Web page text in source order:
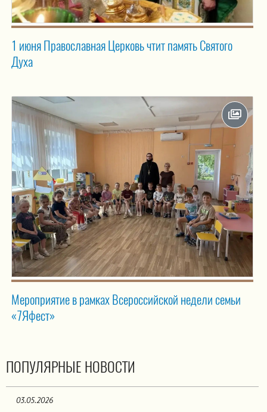
1 июня Православная Церковь чтит память Святого
Духа
Мероприятие в рамках Всероссийской недели семьи
«7Яфест»
ПОПУЛЯРНЫЕ НОВОСТИ
03.05.2026